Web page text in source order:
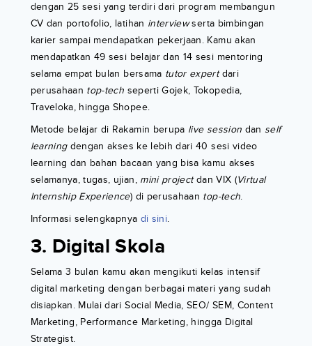
dengan 25 sesi yang terdiri dari program membangun
CV dan portofolio, latihan interviewserta bimbingan
karier sampai mendapatkan pekerjaan. Kamu akan
mendapatkan 49 sesi belajar dan 14 sesi mentoring
selama empat bulan bersama tutor expertdari
perusahaan top-tech seperti Gojek, Tokopedia,
Traveloka, hingga Shopee.
Metode belajar di Rakamin berupa live session dan self
learningdengan akses ke lebih dari 40 sesi video
learning dan bahan bacaan yang bisa kamu akses
selamanya, tugas, ujian, mini projectdan VIX (Virtual
Internship Experience) di perusahaan top-tech.
Informasi selengkapnya di sini.
3. Digital Skola
Selama 3 bulan kamu akan mengikuti kelas intensif
digital marketing dengan berbagai materi yang sudah
disiapkan. Mulai dari Social Media, SEO/ SEM, Content
Marketing, Performance Marketing, hingga Digital
Strategist.